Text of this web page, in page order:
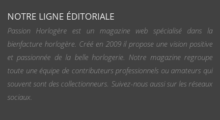
NOTRE LIGNE ÉDITORIALE
Passion Horlogère est un magazine web spécialisé dans la
bienfacture horlogère. Créé en 2009 il propose une vision positive
et passionnée de la belle horlogerie. Notre magazine regroupe
toute une équipe de contributeurs professionnels ou amateurs qui
souvent sont des collectionneurs. Suivez-nous aussi sur les réseaux
sociaux.